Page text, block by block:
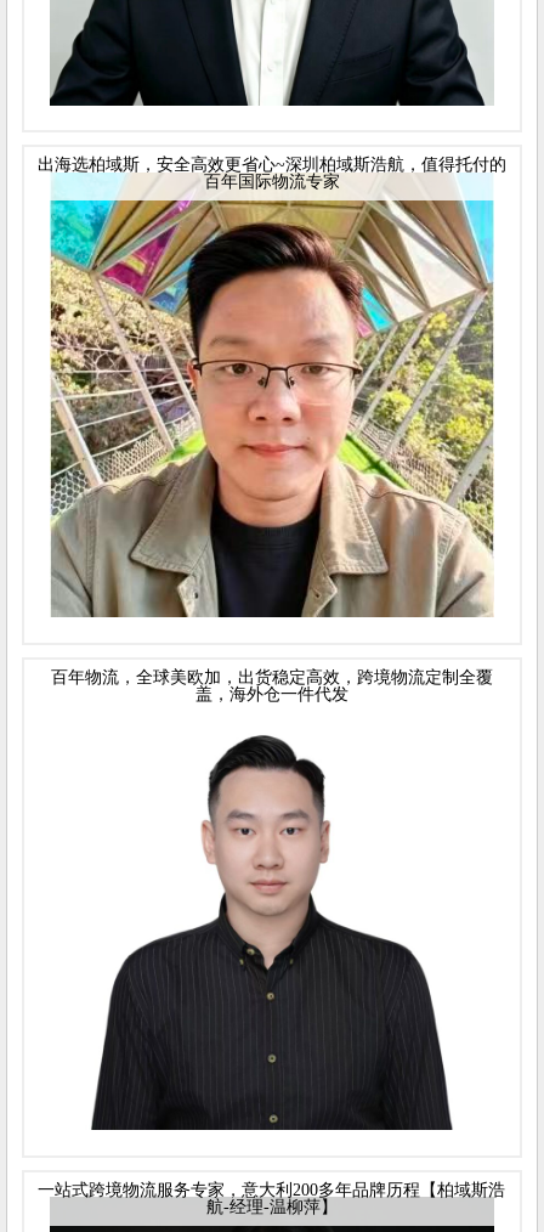
出海选柏域斯，安全高效更省心~深圳柏域斯浩航，值得托付的
百年国际物流专家
百年物流，全球美欧加，出货稳定高效，跨境物流定制全覆
盖，海外仓一件代发
一站式跨境物流服务专家，意大利200多年品牌历程【柏域斯浩
航-经理-温柳萍】